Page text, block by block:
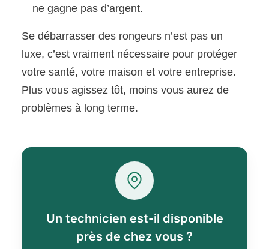
ne gagne pas d’argent.
Se débarrasser des rongeurs n’est pas un
luxe, c’est vraiment nécessaire pour protéger
votre santé, votre maison et votre entreprise.
Plus vous agissez tôt, moins vous aurez de
problèmes à long terme.
Un technicien est-il disponible
près de chez vous ?